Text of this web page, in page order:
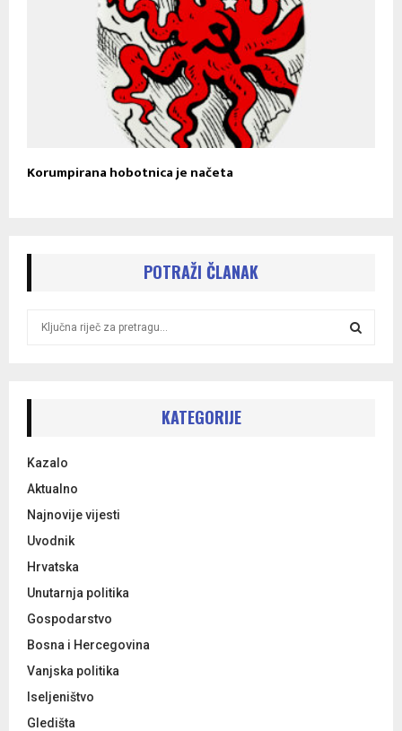
Korumpirana hobotnica je načeta
POTRAŽI ČLANAK
r
:
KATEGORIJE
Kazalo
Aktualno
Najnovije vijesti
Uvodnik
Hrvatska
Unutarnja politika
Gospodarstvo
Bosna i Hercegovina
Vanjska politika
Iseljeništvo
Gledišta